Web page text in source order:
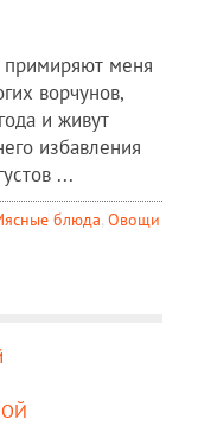
примиряют меня
ворчунов,
и живут
избавления
...
блюда, Овощи